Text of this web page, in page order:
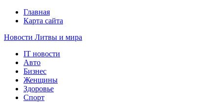
Главная
Карта сайта
Новости Литвы и мира
Свежие события и главные новости часа Литвы и мира на
портале EUROLITVA.RU
IT новости
Авто
Бизнес
Женщины
Здоровье
Спорт